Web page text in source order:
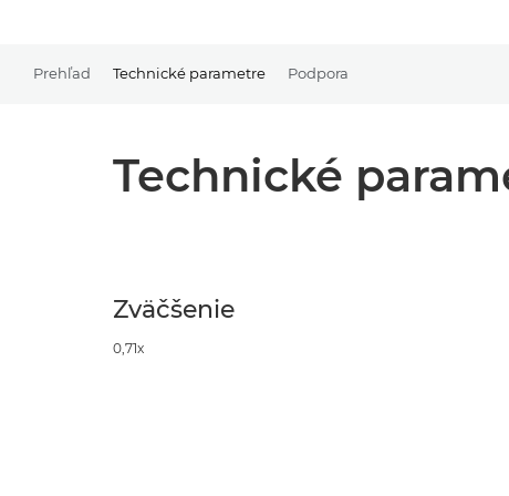
Prehľad Technické parametre Podpora
Technické
Zväčšenie
0,71x